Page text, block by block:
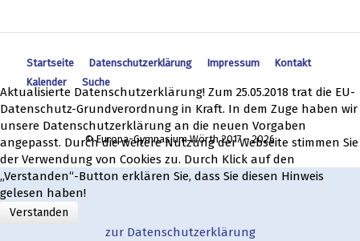
Startseite Datenschutzerklärung Impressum
Kontakt
Kalender
Suche
© Europa-Gymnasium Wörth 2017 - 2026
Aktualisierte Datenschutzerklärung! Zum 25.05.2018 trat die EU-
Datenschutz-Grundverordnung in Kraft. In dem Zuge haben wir
unsere Datenschutzerklärung an die neuen Vorgaben
angepasst. Durch die weitere Nutzung der Webseite stimmen Sie
der Verwendung von Cookies zu. Durch Klick auf den
„Verstanden“-Button erklären Sie, dass Sie diesen Hinweis
gelesen haben!
Verstanden
zur Datenschutzerklärung